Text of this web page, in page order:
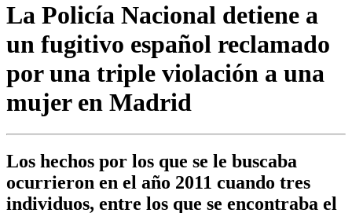
La Policía Nacional detiene a
un fugitivo español reclamado
por una triple violación a una
mujer en Madrid
Los hechos por los que se le buscaba
ocurrieron en el año 2011 cuando tres
individuos, entre los que se encontraba el